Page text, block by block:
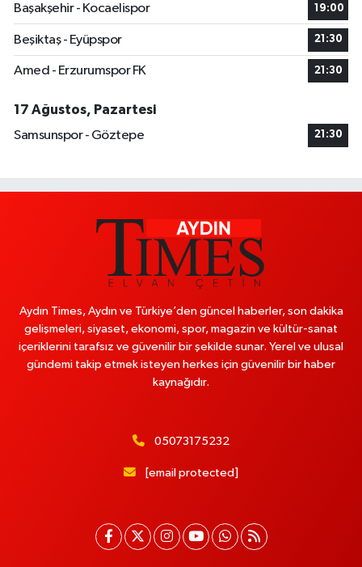
Başakşehir - Kocaelispor
19:00
Beşiktaş - Eyüpspor 21:30
Amed - Erzurumspor FK 21:30
17 Ağustos, Pazartesi
Samsunspor - Göztepe
21:30
Aydın Times, Aydın ve Türkiye’den güncel haberler, son dakika
gelişmeleri, siyaset, ekonomi, spor, magazin ve kültür-sanat
içeriklerini tarafsız ve güvenilir bir şekilde sunar. Yerel ve ulusal
gündemi takip etmek isteyen herkes için güvenilir bir haber
kaynağıdır.
05073175232
[email protected]